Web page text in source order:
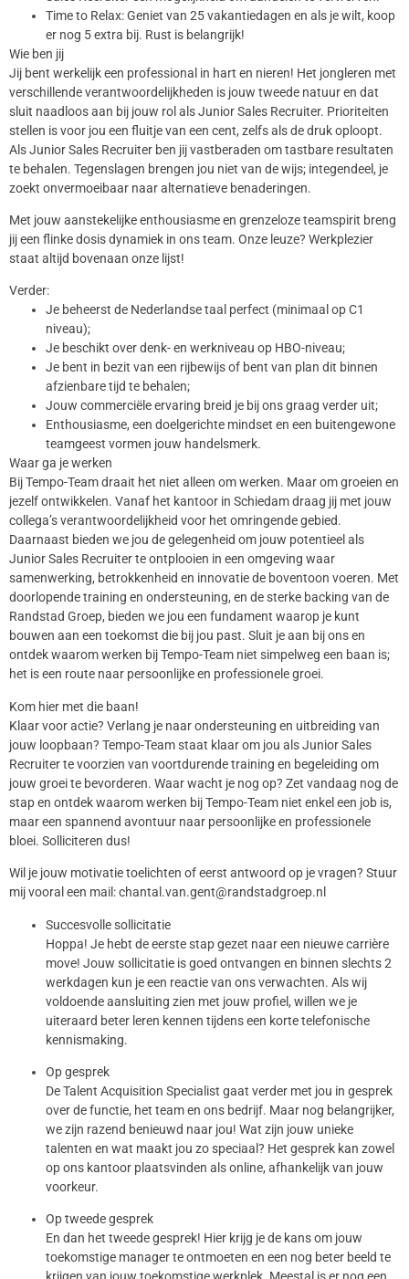
Time to Relax: Geniet van 25 vakantiedagen en als je wilt, koop
er nog 5 extra bij. Rust is belangrijk!
Wie ben jij
Jij bent werkelijk een professional in hart en nieren! Het jongleren met
verschillende verantwoordelijkheden is jouw tweede natuur en dat
sluit naadloos aan bij jouw rol als Junior Sales Recruiter. Prioriteiten
stellen is voor jou een fluitje van een cent, zelfs als de druk oploopt.
Als Junior Sales Recruiter ben jij vastberaden om tastbare resultaten
te behalen. Tegenslagen brengen jou niet van de wijs; integendeel, je
zoekt onvermoeibaar naar alternatieve benaderingen.
Met jouw aanstekelijke enthousiasme en grenzeloze teamspirit breng
jij een flinke dosis dynamiek in ons team. Onze leuze? Werkplezier
staat altijd bovenaan onze lijst!
Verder:
Je beheerst de Nederlandse taal perfect (minimaal op C1
niveau);
Je beschikt over denk- en werkniveau op HBO-niveau;
Je bent in bezit van een rijbewijs of bent van plan dit binnen
afzienbare tijd te behalen;
Jouw commerciële ervaring breid je bij ons graag verder uit;
Enthousiasme, een doelgerichte mindset en een buitengewone
teamgeest vormen jouw handelsmerk.
Waar ga je werken
Bij Tempo-Team draait het niet alleen om werken. Maar om groeien en
jezelf ontwikkelen. Vanaf het kantoor in Schiedam draag jij met jouw
collega’s verantwoordelijkheid voor het omringende gebied.
Daarnaast bieden we jou de gelegenheid om jouw potentieel als
Junior Sales Recruiter te ontplooien in een omgeving waar
samenwerking, betrokkenheid en innovatie de boventoon voeren. Met
doorlopende training en ondersteuning, en de sterke backing van de
Randstad Groep, bieden we jou een fundament waarop je kunt
bouwen aan een toekomst die bij jou past. Sluit je aan bij ons en
ontdek waarom werken bij Tempo-Team niet simpelweg een baan is;
het is een route naar persoonlijke en professionele groei.
Kom hier met die baan!
Klaar voor actie? Verlang je naar ondersteuning en uitbreiding van
jouw loopbaan? Tempo-Team staat klaar om jou als Junior Sales
Recruiter te voorzien van voortdurende training en begeleiding om
jouw groei te bevorderen. Waar wacht je nog op? Zet vandaag nog de
stap en ontdek waarom werken bij Tempo-Team niet enkel een job is,
maar een spannend avontuur naar persoonlijke en professionele
bloei. Solliciteren dus!
Wil je jouw motivatie toelichten of eerst antwoord op je vragen? Stuur
mij vooral een mail: chantal.van.gent@randstadgroep.nl
Succesvolle sollicitatie
Hoppa! Je hebt de eerste stap gezet naar een nieuwe carrière
move! Jouw sollicitatie is goed ontvangen en binnen slechts 2
werkdagen kun je een reactie van ons verwachten. Als wij
voldoende aansluiting zien met jouw profiel, willen we je
uiteraard beter leren kennen tijdens een korte telefonische
kennismaking.
Op gesprek
De Talent Acquisition Specialist gaat verder met jou in gesprek
over de functie, het team en ons bedrijf. Maar nog belangrijker,
we zijn razend benieuwd naar jou! Wat zijn jouw unieke
talenten en wat maakt jou zo speciaal? Het gesprek kan zowel
op ons kantoor plaatsvinden als online, afhankelijk van jouw
voorkeur.
Op tweede gesprek
En dan het tweede gesprek! Hier krijg je de kans om jouw
toekomstige manager te ontmoeten en een nog beter beeld te